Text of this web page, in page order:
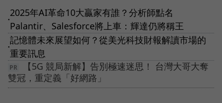
●
2025年AI革命10大贏家有誰？分析師點名
Palantir、Salesforce將上車：輝達仍將稱王
●
記憶體未來展望如何？從美光科技財報解讀市場的
重要訊息
【5G 競局新解】告別極速迷思！ 台灣大哥大奪
雙冠，重定義「好網路」